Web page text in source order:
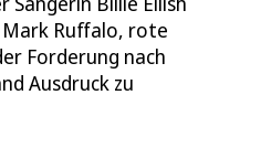
Mark Ruffalo, rote
Forderung nach
Ausdruck zu